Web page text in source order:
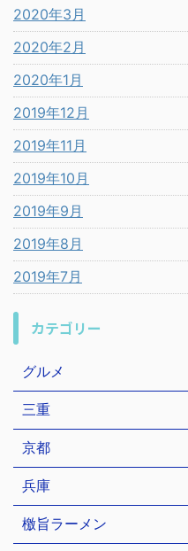
2020年3月
2020年2月
2020年1月
2019年12月
2019年11月
2019年10月
2019年9月
2019年8月
2019年7月
カテゴリー
グルメ
三重
京都
兵庫
檄旨ラーメン